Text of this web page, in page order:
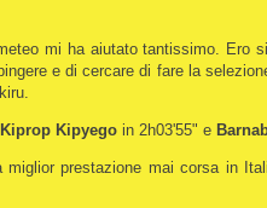
mi ha aiutato tantissimo. Ero
e di cercare di fare la
Kipyego in 2h03'55" e
miglior prestazione mai corsa in